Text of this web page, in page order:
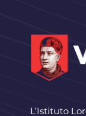
L’Istituto